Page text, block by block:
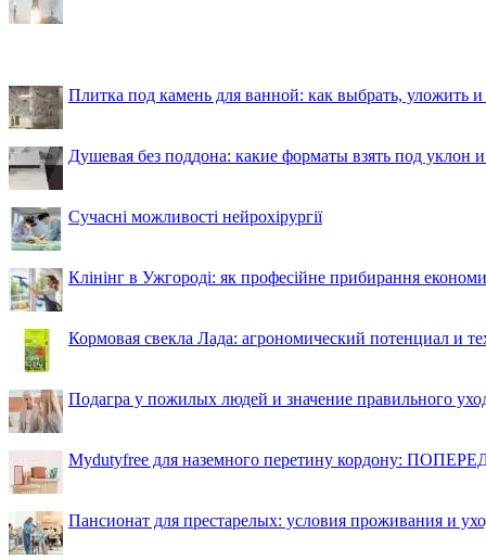
Плитка под камень для ванной: как выбрать, уложить
Душевая без поддона: какие форматы взять под уклон
Сучасні можливості нейрохірургії
Клінінг в Ужгороді: як професійне прибирання
Кормовая свекла Лада: агрономический потенциал и
Подагра у пожилых людей и значение правильного
Mydutyfree для наземного перетину кордону:
Пансионат для престарелых: условия проживания и